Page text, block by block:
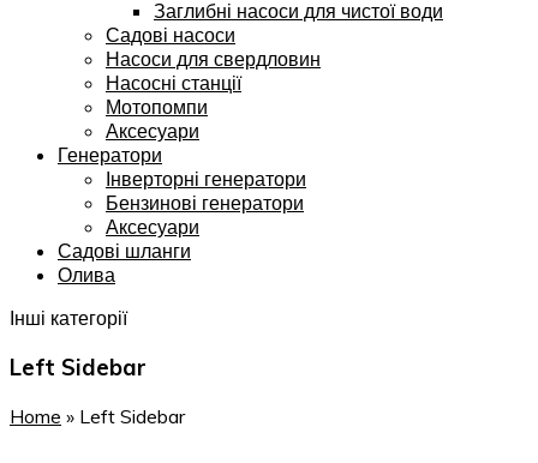
Заглибні насоси для чистої води
Садові насоси
Насоси для свердловин
Насосні станції
Мотопомпи
Аксесуари
Генератори
Інверторні генератори
Бензинові генератори
Аксесуари
Садові шланги
Олива
Інші категорії
Left Sidebar
Home » Left Sidebar